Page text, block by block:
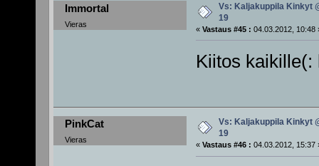
Immortal
Vieras
Vs: Kaljakuppila Kinkyt
19
« Vastaus #45 : 04.03.2012, 10:48
Kiitos kaikille(:
PinkCat
Vieras
Vs: Kaljakuppila Kinkyt
19
« Vastaus #46 : 04.03.2012, 15:37